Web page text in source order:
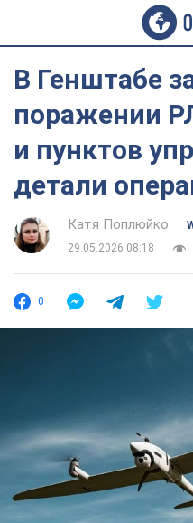
В Генштабе
поражении
и пунктов
детали
Катя Поплюйко
29.05.2026 08:18
0